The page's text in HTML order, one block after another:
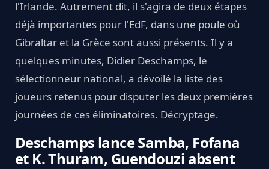
l'Irlande. Autrement dit, il s'agira de deux étapes
déjà importantes pour l'EdF, dans une poule où
Gibraltar et la Grèce sont aussi présents. Il y a
quelques minutes, Didier Deschamps, le
sélectionneur national, a dévoilé la liste des
joueurs retenus pour disputer les deux premières
journées de ces éliminatoires. Décryptage.
Deschamps lance Samba, Fofana
et K. Thuram, Guendouzi absent